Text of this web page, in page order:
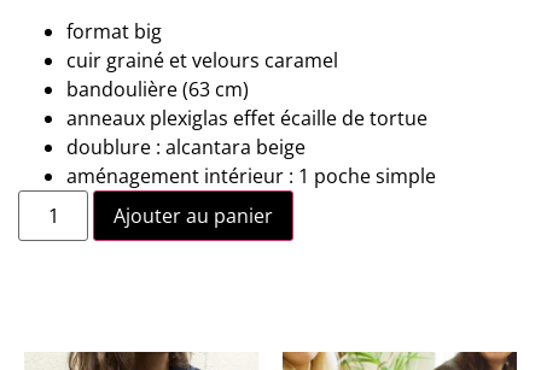
format big
cuir grainé et velours caramel
bandoulière (63 cm)
anneaux plexiglas effet écaille de tortue
doublure : alcantara beige
aménagement intérieur : 1 poche simple
Ajouter au panier